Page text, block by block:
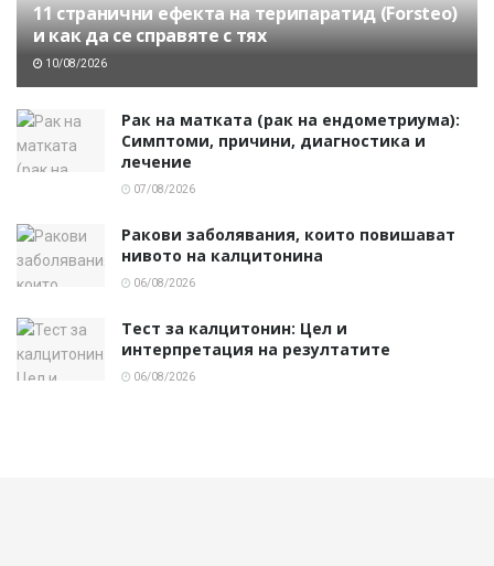
11 странични ефекта на терипаратид (Forsteo)
и как да се справяте с тях
10/08/2026
Рак на матката (рак на ендометриума):
Симптоми, причини, диагностика и
лечение
07/08/2026
Ракови заболявания, които повишават
нивото на калцитонина
06/08/2026
Тест за калцитонин: Цел и
интерпретация на резултатите
06/08/2026